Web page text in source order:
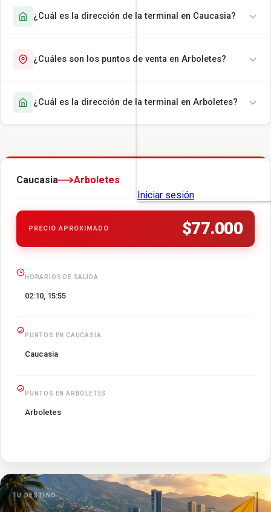
¿Cuál es la dirección de la terminal en Caucasia?
¿Cuáles son los puntos de venta en Arboletes?
¿Cuál es la dirección de la terminal en Arboletes?
Caucasia Arboletes
PRECIO APROXIMADO $77.000
HORARIOS DE SALIDA
02:10, 15:55
PUNTOS EN CAUCASIA
Caucasia
PUNTOS EN ARBOLETES
Arboletes
TU DESTINO